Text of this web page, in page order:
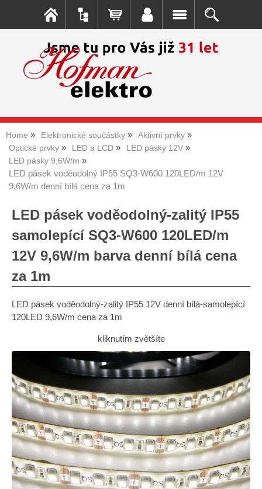
Home Elektronické součástky
Aktivní prvky
Optické prvky
LED a LCD
LED pásky 12V
LED pásky 9,6W/m
LED pásek voděodolný IP55 SQ3-W600 120LED/m 12V
9,6W/m denní bílá cena za 1m
LED pásek voděodolný-zalitý IP55
samolepící SQ3-W600 120LED/m
12V 9,6W/m barva denní bílá cena
za 1m
LED pásek voděodolný-zalitý IP55 12V denní bílá-samolepící
120LED 9,6W/m cena za 1m
kliknutím zvětšíte